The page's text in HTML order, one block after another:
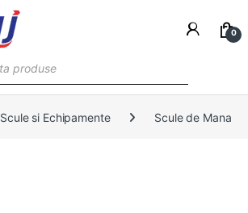
0
Scule si Echipamente Scule de Mana